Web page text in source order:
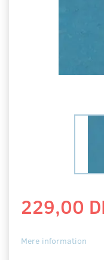
229,00
Mere information